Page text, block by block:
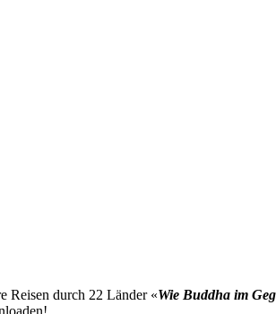
Reisen durch 22 Länder «Wie Buddha im